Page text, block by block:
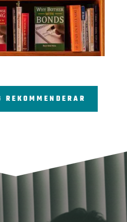
REKOMMENDERAR